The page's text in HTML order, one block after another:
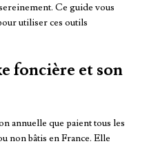
Ce guide vous
utiliser ces outils
foncière et son
annuelle que paient tous les
non bâtis en France. Elle